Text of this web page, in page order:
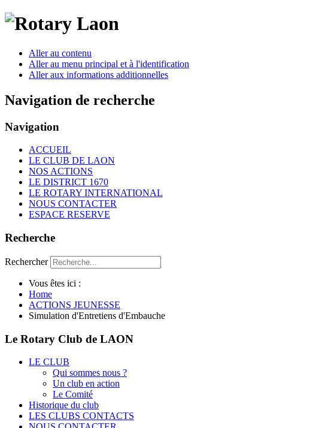
Aller au contenu
Aller au menu principal et à l'identification
Aller aux informations additionnelles
Navigation de recherche
Navigation
ACCUEIL
LE CLUB DE LAON
NOS ACTIONS
LE DISTRICT 1670
LE ROTARY INTERNATIONAL
NOUS CONTACTER
ESPACE RESERVE
Recherche
Rechercher
Vous êtes ici :
Home
ACTIONS JEUNESSE
Simulation d'Entretiens d'Embauche
Le Rotary Club de LAON
LE CLUB
Qui sommes nous ?
Un club en action
Le Comité
Historique du club
LES CLUBS CONTACTS